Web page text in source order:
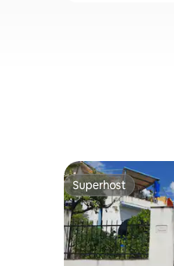
Superhost
Superhost